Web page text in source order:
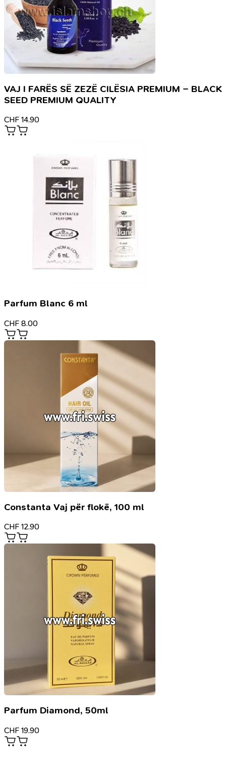
VAJ I FARËS SË ZEZË CILËSIA PREMIUM – BLACK
SEED PREMIUM QUALITY
CHF 14.90
Parfum Blanc 6 ml
CHF 8.00
Constanta Vaj për flokë, 100 ml
CHF 12.90
Parfum Diamond, 50ml
CHF 19.90